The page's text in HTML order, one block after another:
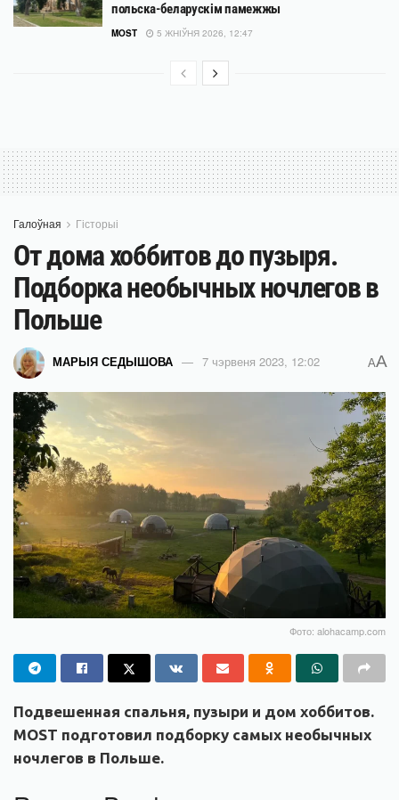
польска-беларускім памежжы
MOST 5 ЖНІЎНЯ 2026, 12:47
Галоўная Гісторыі
От дома хоббитов до пузыря.
Подборка необычных ночлегов в
Польше
МАРЫЯ СЕДЫШОВА 7 чэрвеня 2023, 12:02 AA
Фото: alohacamp.com
Подвешенная спальня, пузыри и дом хоббитов.
MOST подготовил подборку самых необычных
ночлегов в Польше.